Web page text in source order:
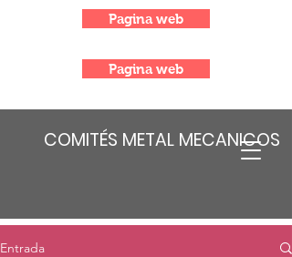
COMITÉS METAL MECANICOS
Pagina web
Pagina web
Entrada